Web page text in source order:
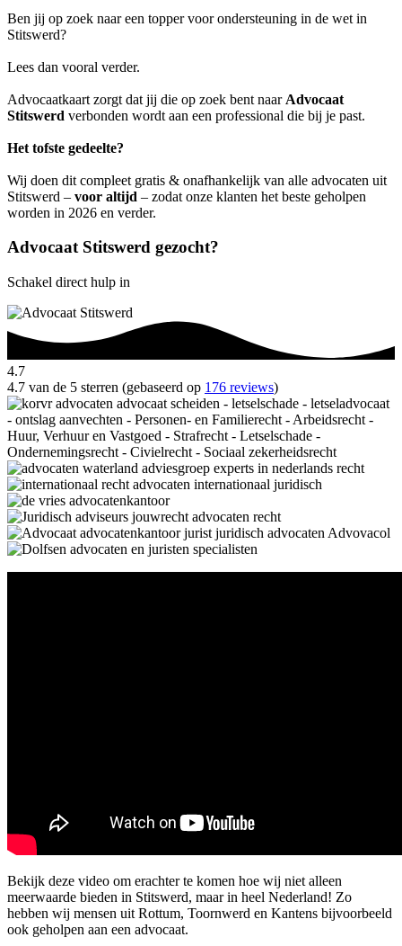
Ben jij op zoek naar een topper voor ondersteuning in de wet in
Stitswerd?
Lees dan vooral verder.
Advocaatkaart zorgt dat jij die op zoek bent naar Advocaat
Stitswerd verbonden wordt aan een professional die bij je past.
Het tofste gedeelte?
Wij doen dit compleet gratis & onafhankelijk van alle advocaten uit
Stitswerd – voor altijd – zodat onze klanten het beste geholpen
worden in 2026 en verder.
Advocaat Stitswerd gezocht?
Schakel direct hulp in
4.7
4.7 van de 5 sterren (gebaseerd op 176 reviews)
Bekijk deze video om erachter te komen hoe wij niet alleen
meerwaarde bieden in Stitswerd, maar in heel Nederland! Zo
hebben wij mensen uit Rottum, Toornwerd en Kantens bijvoorbeeld
ook geholpen aan een advocaat.